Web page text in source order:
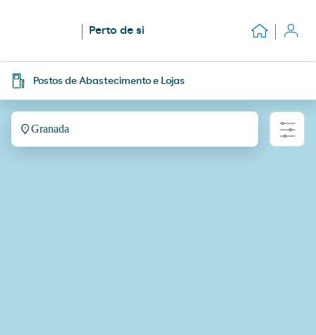
Perto de si
Postos de Abastecimento e Lojas
Granada